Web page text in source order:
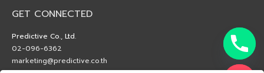
GET CONNECTED
Predictive Co., Ltd.
02-096-6362
marketing@predictive.co.th